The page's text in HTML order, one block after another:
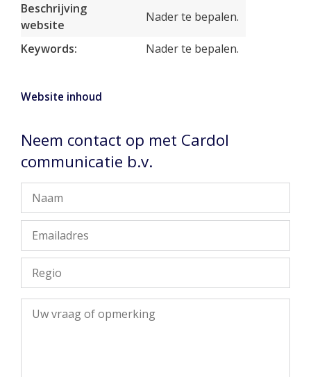
Beschrijving
website
Nader te bepalen.
Keywords: Nader te bepalen.
Website inhoud
Neem contact op met Cardol
communicatie b.v.